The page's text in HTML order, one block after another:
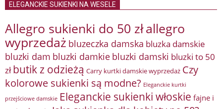
ELEGANCKIE SUKIENKI NA WESELE
Allegro sukienki do 50 złallegro
wyprzedaż bluzeczka damska bluzka damskie
bluzki dam bluzki damkie bluzki damski bluzki to 50
zł butik z odzieżą Carry kurtki damskie wyprzedaż Czy
kolorowe sukienki są modne? Eleganckie kurtki
przejściowe damskie Eleganckie sukienki włoskie fajne i